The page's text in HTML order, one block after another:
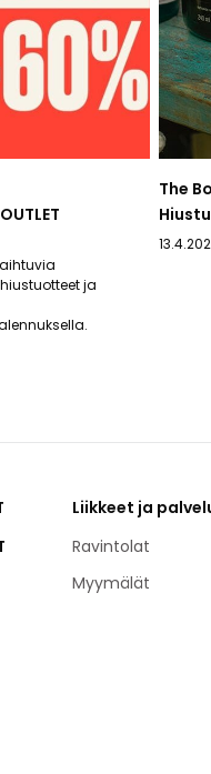
ja
The
Liikkeet ja
Ravintolat
Myymälät